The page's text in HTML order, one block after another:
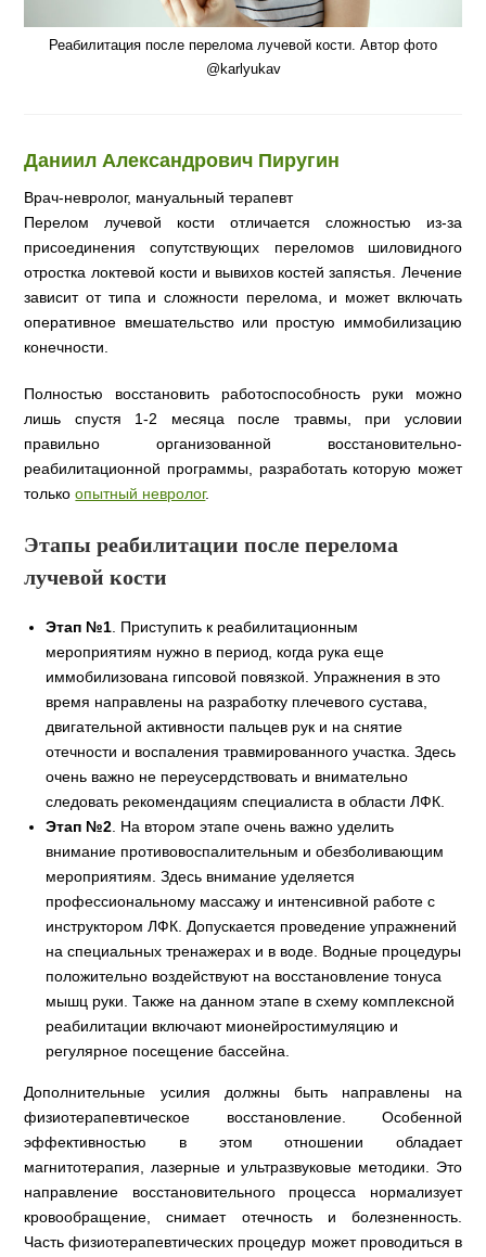
Реабилитация после перелома лучевой кости. Автор фото
@karlyukav
Даниил Александрович Пиругин
Врач-невролог, мануальный терапевт
Перелом лучевой кости отличается сложностью из-за
присоединения сопутствующих переломов шиловидного
отростка локтевой кости и вывихов костей запястья. Лечение
зависит от типа и сложности перелома, и может включать
оперативное вмешательство или простую иммобилизацию
конечности.
Полностью восстановить работоспособность руки можно
лишь спустя 1-2 месяца после травмы, при условии
правильно организованной восстановительно-
реабилитационной программы, разработать которую может
толькоопытный невролог.
Этапы реабилитации после перелома
лучевой кости
Этап №1. Приступить к реабилитационным
мероприятиям нужно в период, когда рука еще
иммобилизована гипсовой повязкой. Упражнения в это
время направлены на разработку плечевого сустава,
двигательной активности пальцев рук и на снятие
отечности и воспаления травмированного участка. Здесь
очень важно не переусердствовать и внимательно
следовать рекомендациям специалиста в области ЛФК.
Этап №2. На втором этапе очень важно уделить
внимание противовоспалительным и обезболивающим
мероприятиям. Здесь внимание уделяется
профессиональному массажу и интенсивной работе с
инструктором ЛФК. Допускается проведение упражнений
на специальных тренажерах и в воде. Водные процедуры
положительно воздействуют на восстановление тонуса
мышц руки. Также на данном этапе в схему комплексной
реабилитации включают мионейростимуляцию и
регулярное посещение бассейна.
Дополнительные усилия должны быть направлены на
физиотерапевтическое восстановление. Особенной
эффективностью в этом отношении обладает
магнитотерапия, лазерные и ультразвуковые методики. Это
направление восстановительного процесса нормализует
кровообращение, снимает отечность и болезненность.
Часть физиотерапевтических процедур может проводиться в